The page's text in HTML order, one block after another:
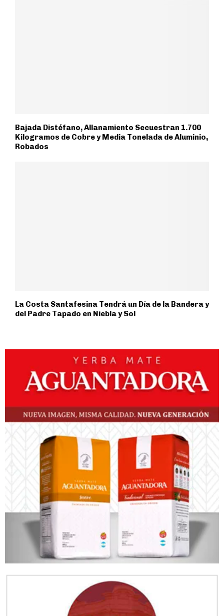
Bajada Distéfano, Allanamiento Secuestran 1.700
Kilogramos de Cobre y Media Tonelada de Aluminio,
Robados
La Costa Santafesina Tendrá un Día de la Bandera y
del Padre Tapado en Niebla y Sol